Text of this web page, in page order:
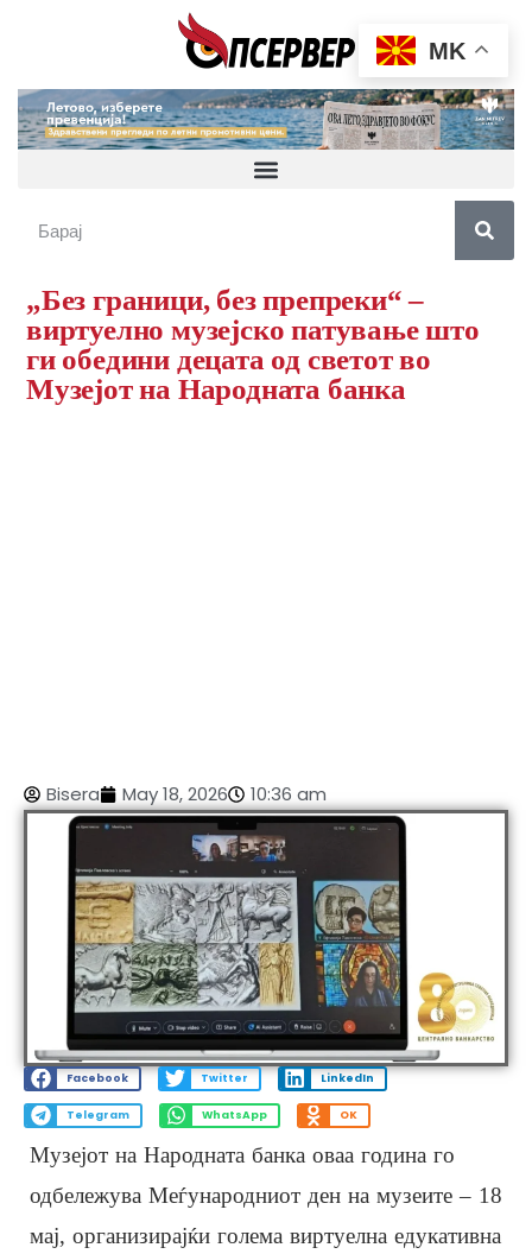
„Без граници, без препреки“ –
виртуелно музејско патување што
ги обедини децата од светот во
Музејот на Народната банка
Bisera May 18, 2026 10:36 am
Facebook Twitter LinkedIn
Telegram WhatsApp OK
Музејот на Народната банка оваа година го
одбележува Меѓународниот ден на музеите ‒ 18
мај, организирајќи големa виртуелна едукативна
MK